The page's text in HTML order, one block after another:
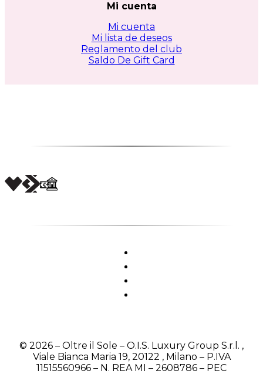
Mi cuenta
Mi cuenta
Mi lista de deseos
Reglamento del club
Saldo De Gift Card
© 2026 – Oltre il Sole – O.I.S. Luxury Group S.r.l. ,
Viale Bianca Maria 19, 20122 , Milano – P.IVA
11515560966 – N. REA MI – 2608786 – PEC